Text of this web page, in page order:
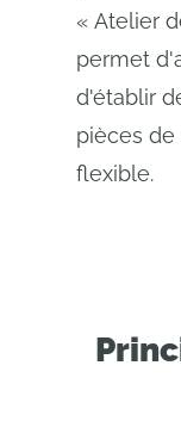
« Atelier
permet
d'établir
pièces
flexible.